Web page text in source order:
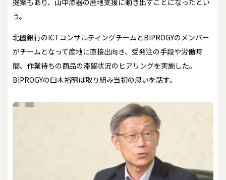
う。
北國銀行のICTコンサルティングチームとBIPROGYのメンバー
がチームとなって産地に直接出向き、受発注の手段や労働時
間、作業待ちの商品の滞留状況のヒアリングを実施した。
BIPROGYの臼木裕明は取り組み当初の思いを話す。